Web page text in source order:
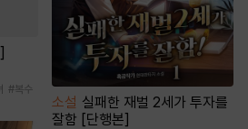
#복수
소설 실패한 재벌 2세가 투자를
잘함 [단행본]